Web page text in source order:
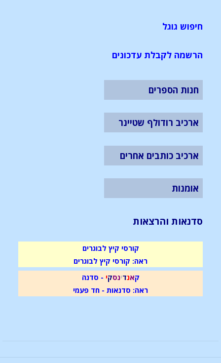
חיפוש גוגל
הרשמה לקבלת עדכונים
חנות הספרים
ארכיב רודולף שטיינר
ארכיב כותבים אחרים
אומנות
סדנאות והרצאות
קורסי קיץ לבוגרים
ראה: קורסי קיץ לבוגרים
קאנדינסקי - סדנה
ראה: סדנאות - חד פעמי